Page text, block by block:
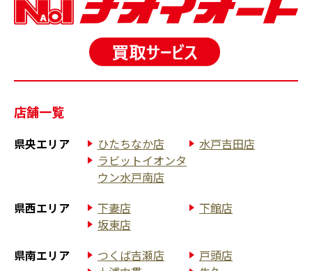
店舗一覧
県央エリア ひたちなか店
水戸吉田店
ラビットイオンタ
ウン水戸南店
県西エリア
下妻店
下館店
坂東店
県南エリア
つくば吉瀬店
戸頭店